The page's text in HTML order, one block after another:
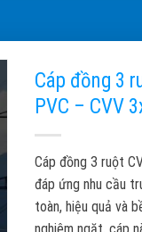
Cáp đồng 3
PVC – CVV
Cáp đồng 3 ruột
đáp ứng nhu cầu
toàn, hiệu quả và